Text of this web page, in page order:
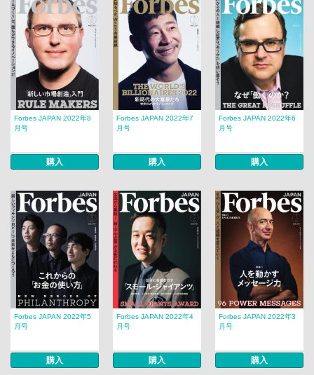
Forbes JAPAN 2022年8
月号
購入
Forbes JAPAN 2022年7
月号
購入
Forbes JAPAN 2022年6
月号
購入
Forbes JAPAN 2022年5
月号
購入
Forbes JAPAN 2022年4
月号
購入
Forbes JAPAN 2022年3
月号
購入